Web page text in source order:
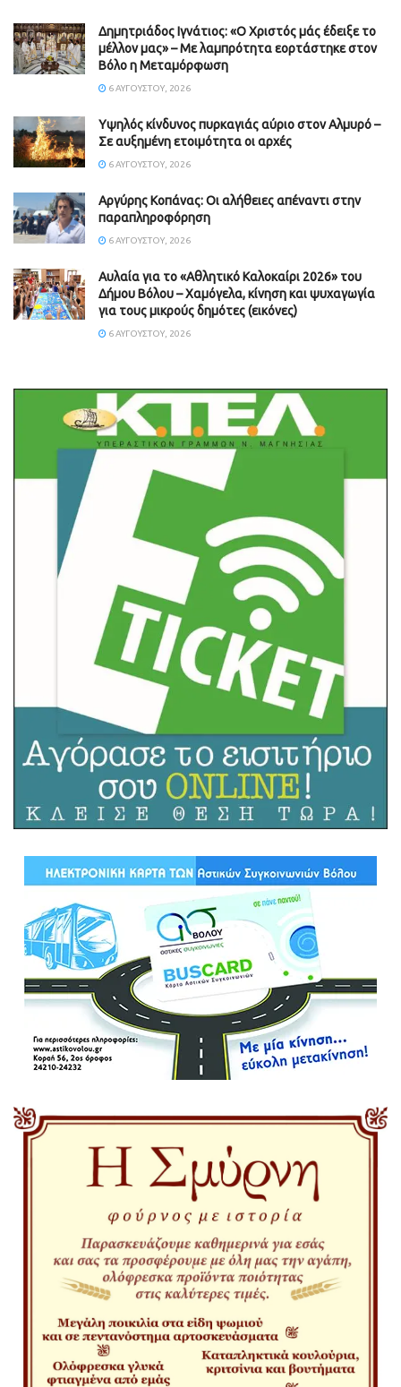
Δημητριάδος Ιγνάτιος: «Ο Χριστός μάς έδειξε το
μέλλον μας» – Με λαμπρότητα εορτάστηκε στον
Βόλο η Μεταμόρφωση
6 ΑΥΓΟΎΣΤΟΥ, 2026
Υψηλός κίνδυνος πυρκαγιάς αύριο στον Αλμυρό –
Σε αυξημένη ετοιμότητα οι αρχές
6 ΑΥΓΟΎΣΤΟΥ, 2026
Aργύρης Κοπάνας: Οι αλήθειες απέναντι στην
παραπληροφόρηση
6 ΑΥΓΟΎΣΤΟΥ, 2026
Αυλαία για το «Αθλητικό Καλοκαίρι 2026» του
Δήμου Βόλου – Χαμόγελα, κίνηση και ψυχαγωγία
για τους μικρούς δημότες (εικόνες)
6 ΑΥΓΟΎΣΤΟΥ, 2026